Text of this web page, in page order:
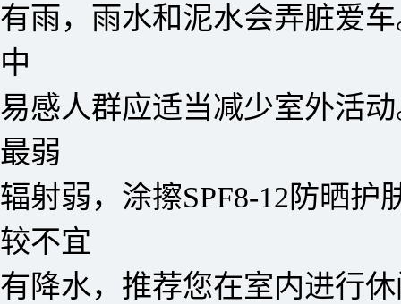
有雨，雨水和泥水会弄脏爱
中
易感人群应适当减少室外活
最弱
辐射弱，涂擦SPF8-12防晒护
较不宜
有降水，推荐您在室内进行